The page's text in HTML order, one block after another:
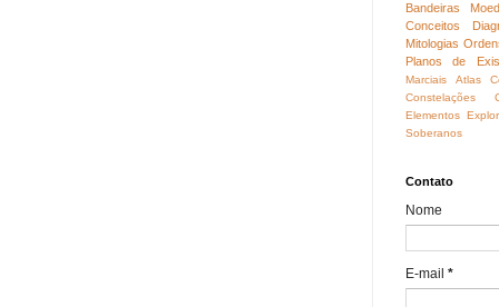
Bandeiras
Conceitos
Mitologias
Planos de
Marciais
Atlas
Constelações
Elementos
Soberanos
Contato
Nome
E-mail *